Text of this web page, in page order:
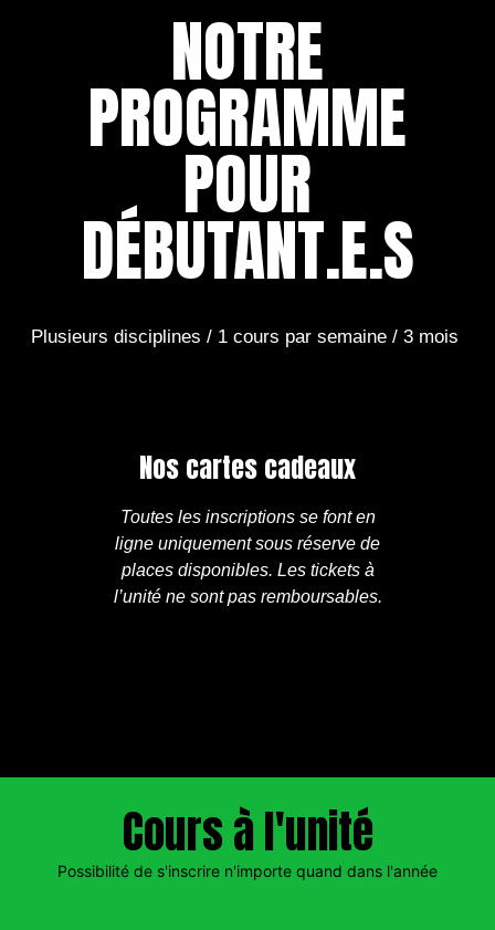
NOTRE
PROGRAMME
POUR
DÉBUTANT.E.S
Plusieurs disciplines / 1 cours par semaine / 3 mois
Nos cartes cadeaux
Toutes les inscriptions se font en
ligne uniquement sous réserve de
places disponibles. Les tickets à
l’unité ne sont pas remboursables.
Cours à l'unité
Possibilité de s'inscrire n'importe quand dans l'année